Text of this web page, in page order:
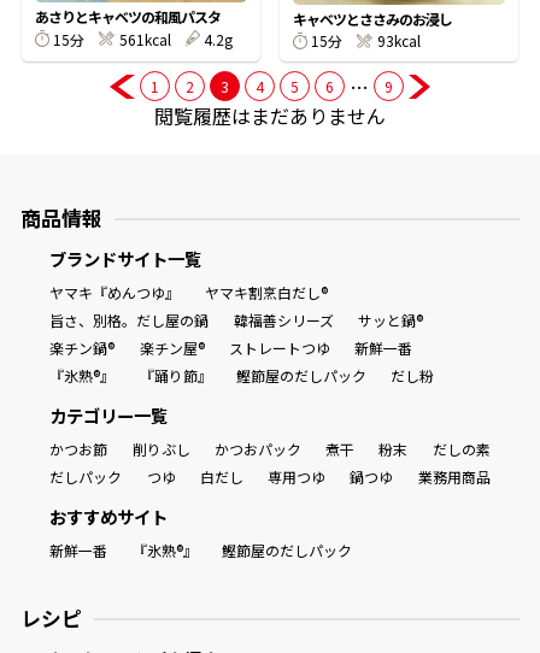
だしパック
あさりとキャベツの和風パスタ
15分
561kcal 4.2g
キャベツとささみのお浸し
15分
93kcal
1 2 3 4 5 6 … 9
閲覧履歴はまだありません
商品情報
ブランドサイト一覧
ヤマキ『めんつゆ』
ヤマキ割烹白だし®
旨さ、別格。だし屋の鍋
韓福善シリーズ
サッと鍋®
楽チン鍋®
楽チン屋® ストレートつゆ
新鮮一番
『氷熟®』
『踊り節』 鰹節屋のだしパック だし粉
カテゴリー一覧
かつお節 削りぶし かつおパック 煮干 粉末
だしの素
だしパック
つゆ 白だし 専用つゆ 鍋つゆ 業務用商品
おすすめサイト
新鮮一番 『氷熟®』 鰹節屋のだしパック
レシピ